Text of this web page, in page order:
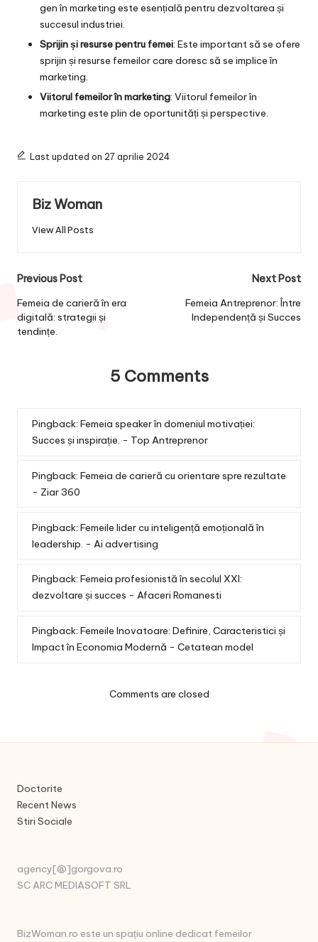
gen în marketing este esențială pentru dezvoltarea și
succesul industriei.
Sprijin și resurse pentru femei: Este important să se ofere
sprijin și resurse femeilor care doresc să se implice în
marketing.
Viitorul femeilor în marketing: Viitorul femeilor în
marketing este plin de oportunități și perspective.
Last updated on 27 aprilie 2024
Biz Woman
View All Posts
Post
navigation
Previous Post
Femeia de carieră în era
digitală: strategii și
tendințe.
Next Post
Femeia Antreprenor: Între
Independență și Succes
5 Comments
Pingback: Femeia speaker în domeniul motivației:
Succes și inspirație. - Top Antreprenor
Pingback: Femeia de carieră cu orientare spre rezultate
- Ziar 360
Pingback: Femeile lider cu inteligență emoțională în
leadership. - Ai advertising
Pingback: Femeia profesionistă în secolul XXI:
dezvoltare și succes - Afaceri Romanesti
Pingback: Femeile Inovatoare: Definire, Caracteristici și
Impact în Economia Modernă - Cetatean model
Comments are closed
Doctorite
Recent News
Stiri Sociale
agency[@]gorgova.ro
SC ARC MEDIASOFT SRL
BizWoman.ro este un spațiu online dedicat femeilor